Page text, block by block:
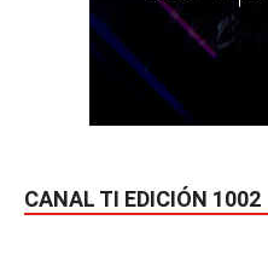
CANAL TI EDICIÓN 1002